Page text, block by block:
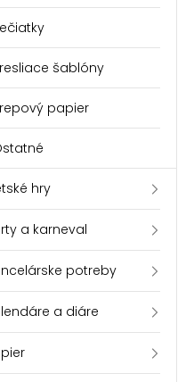
šablóny
papier
hry
a karneval
potreby
a diáre